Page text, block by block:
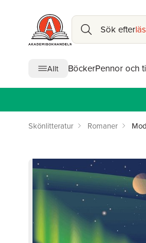
Sök efter
Allt BöckerPennor och
Skönlitteratur Romaner